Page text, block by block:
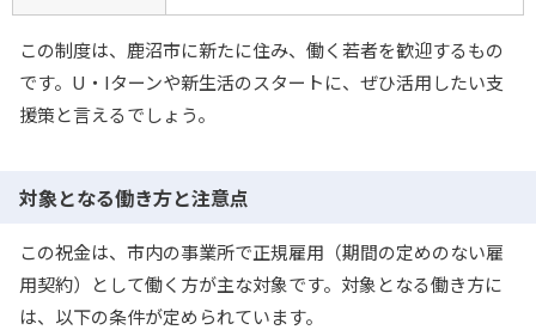
この制度は、鹿沼市に新たに住み、働く若者を歓迎するもの
です。U・Iターンや新生活のスタートに、ぜひ活用したい支
援策と言えるでしょう。
対象となる働き方と注意点
この祝金は、市内の事業所で正規雇用（期間の定めのない雇
用契約）として働く方が主な対象です。対象となる働き方に
は、以下の条件が定められています。